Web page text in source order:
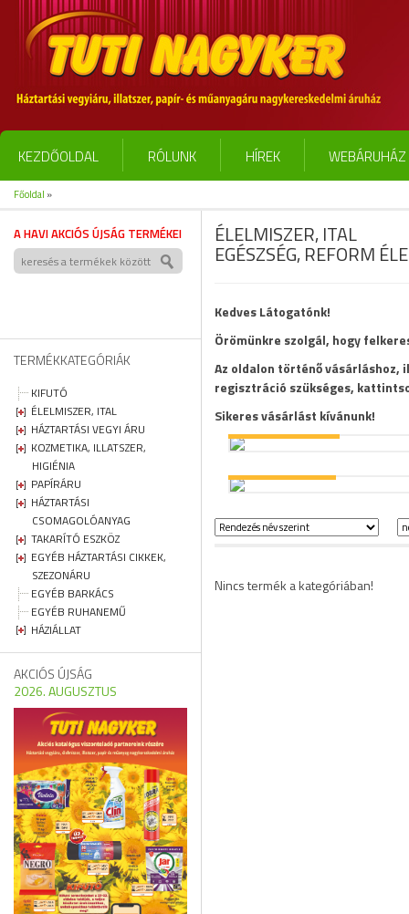
KEZDŐOLDAL RÓLUNK HÍREK WEBÁRUHÁZ
Főoldal »
A HAVI AKCIÓS ÚJSÁG TERMÉKEI
TERMÉKKATEGÓRIÁK
KIFUTÓ
ÉLELMISZER, ITAL
HÁZTARTÁSI VEGYI ÁRU
KOZMETIKA, ILLATSZER,
HIGIÉNIA
PAPÍRÁRU
HÁZTARTÁSI
CSOMAGOLÓANYAG
TAKARÍTÓ ESZKÖZ
EGYÉB HÁZTARTÁSI CIKKEK,
SZEZONÁRU
EGYÉB BARKÁCS
EGYÉB RUHANEMŰ
HÁZIÁLLAT
AKCIÓS ÚJSÁG
2026. AUGUSZTUS
ÉLELMISZER, ITAL
EGÉSZSÉG, REFORM
Kedves Látogatónk!
Örömünkre szolgál, hogy
Az oldalon történő vásárláshoz,
regisztráció szükséges,
Sikeres vásárlást kívánunk!
Nincs termék a kategóriában!